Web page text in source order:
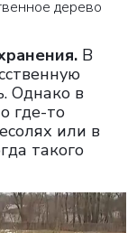
дерево
. В
Однако в
где-то
или в
такого